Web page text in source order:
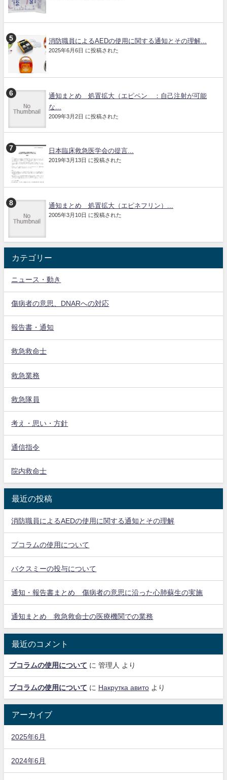
消防職員によるAEDの使用に関する通知とその理解...
2025年6月6日 に投稿された
通知まとめ 処置拡大（エピペン®：自己注射が可能
な...
2009年3月2日 に投稿された
日本臨床救急医学会の提言...
2019年3月13日 に投稿された
通知まとめ 処置拡大（エピネフリン）...
2005年3月10日 に投稿された
カテゴリー
ニュース・動き
傷病者の意思、DNARへの対応
報告書・通知
救急救命士
救急業務
救急隊員
考え・思い・方針
通信指令
院内救命士
最近の投稿
消防職員によるAEDの使用に関する通知とその理解
ブコラムの使用について
バクスミーの投与について
通知・報告書まとめ 傷病者の意思に沿った心肺蘇生の実施
通知まとめ 救急救命士の医療機関での業務
最近のコメント
ブコラムの使用について に 管理人 より
ブコラムの使用について に Накрутка авито より
アーカイブ
2025年6月
2024年6月